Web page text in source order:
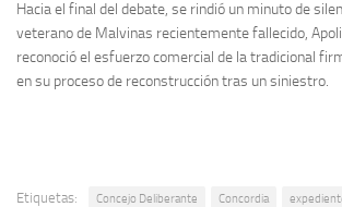
Hacia el final del debate, se rindió un minuto de
veterano de Malvinas recientemente fallecido,
reconoció el esfuerzo comercial de la tradicional
en su proceso de reconstrucción tras un siniestro.
Etiquetas: Concejo Deliberante Concordia